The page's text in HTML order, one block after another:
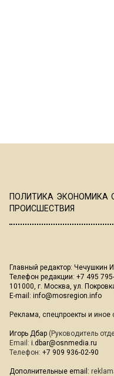
ПОЛИТИКА ЭКОНОМИКА
ПРОИСШЕСТВИЯ
Главный редактор: Чечушкин
Телефон редакции: +7 495
101000, г. Москва, ул.
E-mail: info@mosregion.info
Реклама, спецпроекты и иное
Игорь Дбар (Руководитель
Email: i.dbar@osnmedia.ru
Телефон: +7 909 936-02-90
Дополнительные email: